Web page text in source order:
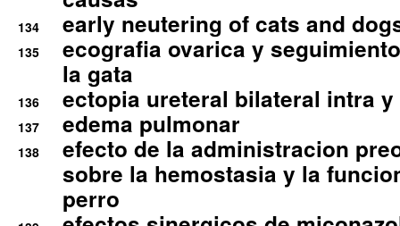
134 early neutering of cats and
135
ecografia ovarica y
la gata
136 ectopia ureteral bilateral intra
137 edema pulmonar
138
efecto de la administracion
sobre la hemostasia y la
perro